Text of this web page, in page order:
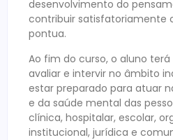
desenvolvimento do
contribuir satisfatoriamente
pontua.
Ao fim do curso, o aluno
avaliar e intervir no âmbito
estar preparado para atuar
e da saúde mental das
clínica, hospitalar, escolar,
institucional, jurídica e